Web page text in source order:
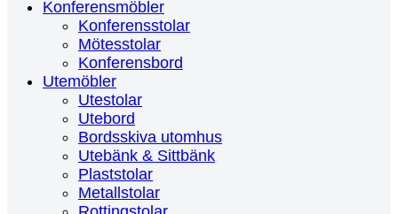
Konferensmöbler
Konferensstolar
Mötesstolar
Konferensbord
Utemöbler
Utestolar
Utebord
Bordsskiva utomhus
Utebänk & Sittbänk
Plaststolar
Metallstolar